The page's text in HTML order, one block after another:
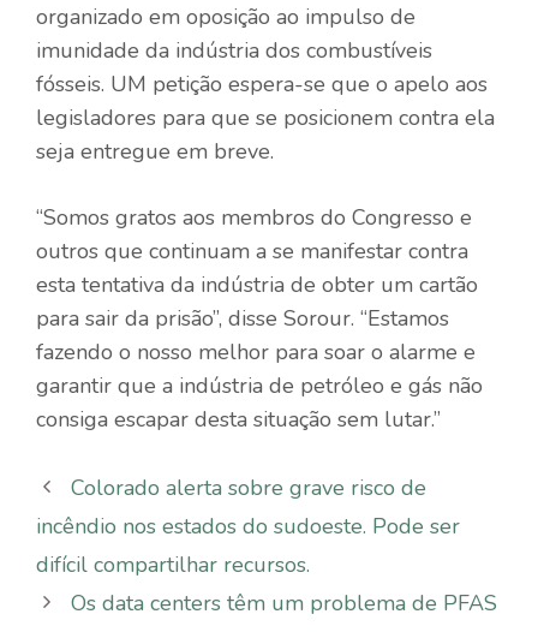
organizado em oposição ao impulso de
imunidade da indústria dos combustíveis
fósseis. UM petição espera-se que o apelo aos
legisladores para que se posicionem contra ela
seja entregue em breve.
“Somos gratos aos membros do Congresso e
outros que continuam a se manifestar contra
esta tentativa da indústria de obter um cartão
para sair da prisão”, disse Sorour. “Estamos
fazendo o nosso melhor para soar o alarme e
garantir que a indústria de petróleo e gás não
consiga escapar desta situação sem lutar.”
Colorado alerta sobre grave risco de
incêndio nos estados do sudoeste. Pode ser
difícil compartilhar recursos.
Os data centers têm um problema de PFAS